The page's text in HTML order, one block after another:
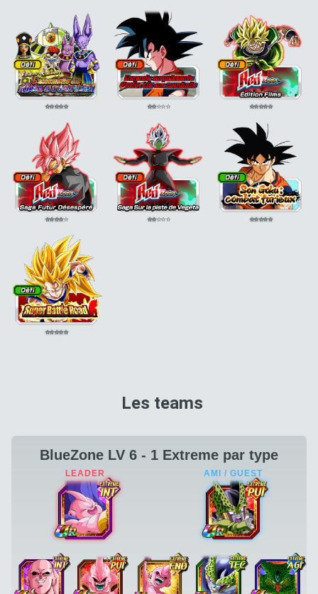
⭐⭐⭐⭐⭐ ⭐⭐⭐⭐⭐ ⭐⭐⭐⭐⭐
⭐⭐⭐⭐⭐ ⭐⭐⭐⭐⭐ ⭐⭐⭐⭐⭐
⭐⭐⭐⭐⭐
Les teams
BlueZone LV 6 - 1 Extreme par type